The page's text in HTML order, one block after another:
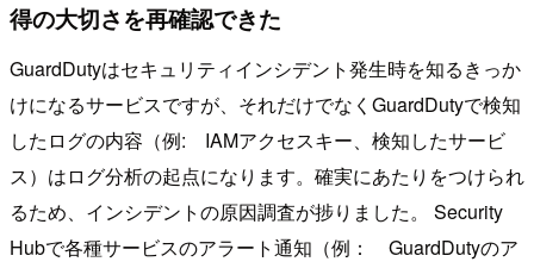
得の大切さを再確認できた
GuardDutyはセキュリティインシデント発生時を知るきっか
けになるサービスですが、それだけでなくGuardDutyで検知
したログの内容（例: IAMアクセスキー、検知したサービ
ス）はログ分析の起点になります。確実にあたりをつけられ
るため、インシデントの原因調査が捗りました。 Security
Hubで各種サービスのアラート通知（例： GuardDutyのア